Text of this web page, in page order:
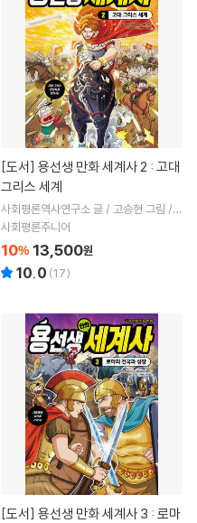
[도서]
그리스 세계
사회평론역사연구소 글 / 고승현 그림 /
정기문 감수
사회평론주니어
10% 13,500원
10.0 (17)
[도서]